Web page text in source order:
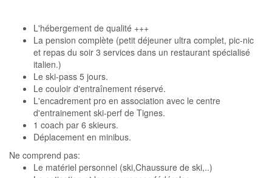
L'hébergement de qualité +++
La pension complète (petit déjeuner ultra complet, pic-nic
et repas du soir 3 services dans un restaurant spécialisé
italien.)
Le ski-pass 5 jours.
Le couloir d'entraînement réservé.
L'encadrement pro en association avec le centre
d'entrainement ski-perf de Tignes.
1 coach par 6 skieurs.
Déplacement en minibus.
Ne comprend pas:
Le matériel personnel (ski,Chaussure de ski,..)